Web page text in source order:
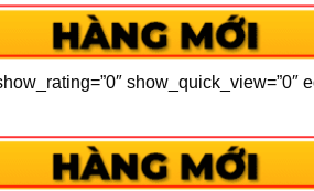
show_quick_view=”0″